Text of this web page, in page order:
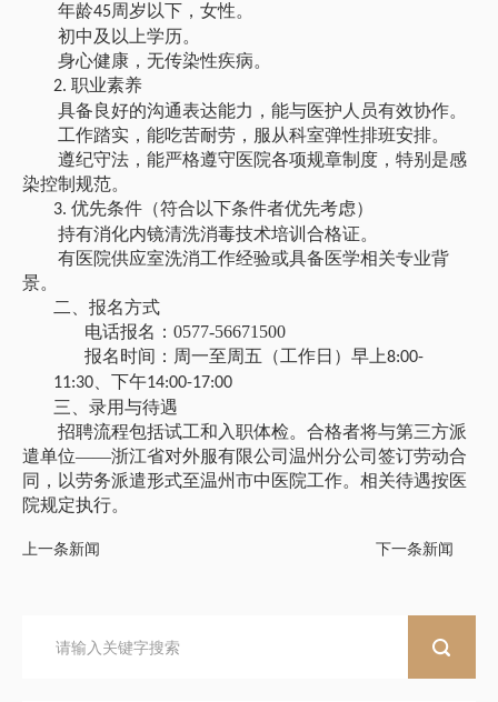
年龄45周岁以下， 女性。
初中及以上学历。
身心健康，无传染性疾病。
2. 职业素养
具备良好的沟通表达能力，能与医护人员有效协作。
工作踏实，能吃苦耐劳，服从科室弹性排班安排。
遵纪守法，能严格遵守医院各项规章制度，特别是感
染控制规范。
3. 优先条件（符合以下条件者优先考虑）
持有消化内镜清洗消毒技术培训合格证。
有医院供应室洗消工作经验或具备医学相关专业背
景。
二、 报名方式
电话报名： 0577-56671500
报名时间： 周一至周五（工作日）早上8:00-
11:30 、下午14:00-17:00
三、 录用与待遇
招聘流程包括试工和入职体检。合格者将与第三方派
遣单位——浙江省对外服有限公司温州分公司签订劳动合
同，以劳务派遣形式至温州市中医院工作。相关待遇按医
院规定执行。
上一条新闻 下一条新闻